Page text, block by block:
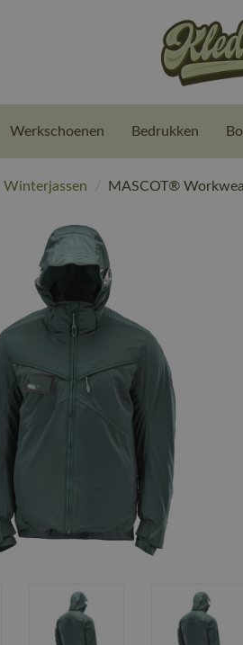
Werkschoenen Bedrukken
Winterjassen / MASCOT®